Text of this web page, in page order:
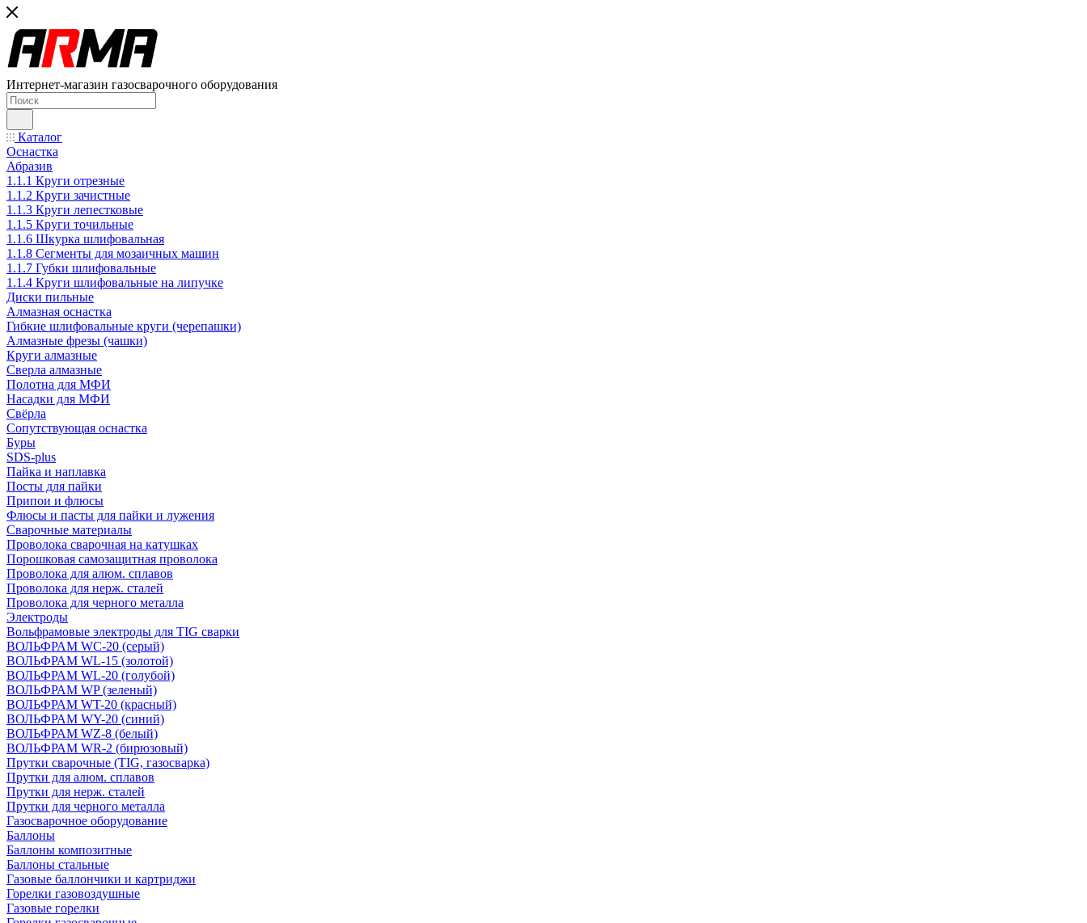
Интернет-магазин газосварочного оборудования
Каталог
Оснастка
Абразив
1.1.1 Круги отрезные
1.1.2 Круги зачистные
1.1.3 Круги лепестковые
1.1.5 Круги точильные
1.1.6 Шкурка шлифовальная
1.1.8 Сегменты для мозаичных машин
1.1.7 Губки шлифовальные
1.1.4 Круги шлифовальные на липучке
Диски пильные
Алмазная оснастка
Гибкие шлифовальные круги (черепашки)
Алмазные фрезы (чашки)
Круги алмазные
Сверла алмазные
Полотна для МФИ
Насадки для МФИ
Свёрла
Сопутствующая оснастка
Буры
SDS-plus
Пайка и наплавка
Посты для пайки
Припои и флюсы
Флюсы и пасты для пайки и лужения
Сварочные материалы
Проволока сварочная на катушках
Порошковая самозащитная проволока
Проволока для алюм. сплавов
Проволока для нерж. сталей
Проволока для черного металла
Электроды
Вольфрамовые электроды для TIG сварки
ВОЛЬФРАМ WC-20 (серый)
ВОЛЬФРАМ WL-15 (золотой)
ВОЛЬФРАМ WL-20 (голубой)
ВОЛЬФРАМ WP (зеленый)
ВОЛЬФРАМ WT-20 (красный)
ВОЛЬФРАМ WY-20 (синий)
ВОЛЬФРАМ WZ-8 (белый)
ВОЛЬФРАМ WR-2 (бирюзовый)
Прутки сварочные (TIG, газосварка)
Прутки для алюм. сплавов
Прутки для нерж. сталей
Прутки для черного металла
Газосварочное оборудование
Баллоны
Баллоны композитные
Баллоны стальные
Газовые баллончики и картриджи
Горелки газовоздушные
Газовые горелки